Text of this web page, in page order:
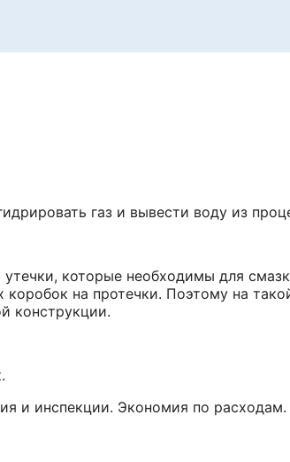
газ и вывести воду из
которые необходимы для
коробок на протечки. Поэтому на
конструкции.
и инспекции. Экономия по расходам.